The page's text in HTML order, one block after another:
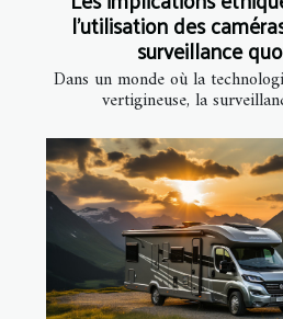
l'utilisation des
surveillance
Dans un monde où la
vertigineuse, la